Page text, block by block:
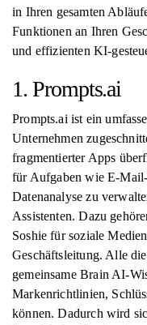
in Ihren gesamten
Funktionen an Ihren
und effizienten KI-
1. Prompts.ai
Prompts.ai ist ein
Unternehmen
fragmentierter Apps
für Aufgaben wie E-
Datenanalyse zu
Assistenten. Dazu
Soshie für soziale
Geschäftsleitung. Alle
gemeinsame Brain AI-
Markenrichtlinien,
können. Dadurch wird